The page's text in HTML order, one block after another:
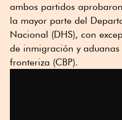
ambos partidos
la mayor parte del
Nacional (DHS), con
de inmigración y
fronteriza (CBP).